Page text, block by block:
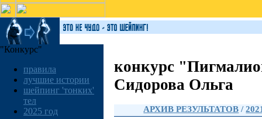
"Конкурс"
правила
лучшие истории
шейпинг 'тонких'
тел
2025 год
конкурс
Сидорова Ольга
АРХИВ РЕЗУЛЬТАТОВ /